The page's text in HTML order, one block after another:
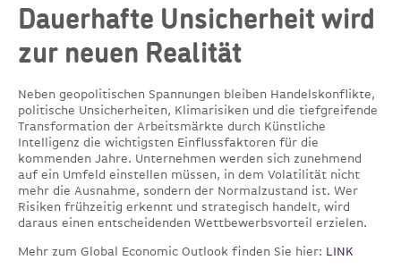
Dauerhafte Unsicherheit wird
zur neuen Realität
Neben geopolitischen Spannungen bleiben Handelskonflikte,
politische Unsicherheiten, Klimarisiken und die tiefgreifende
Transformation der Arbeitsmärkte durch Künstliche
Intelligenz die wichtigsten Einflussfaktoren für die
kommenden Jahre. Unternehmen werden sich zunehmend
auf ein Umfeld einstellen müssen, in dem Volatilität nicht
mehr die Ausnahme, sondern der Normalzustand ist. Wer
Risiken frühzeitig erkennt und strategisch handelt, wird
daraus einen entscheidenden Wettbewerbsvorteil erzielen.
Mehr zum Global Economic Outlook finden Sie hier: LINK